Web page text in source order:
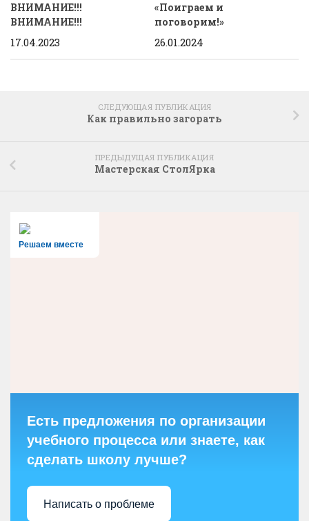
ВНИМАНИЕ!!!
ВНИМАНИЕ!!!
17.04.2023
«Поиграем и
поговорим!»
26.01.2024
СЛЕДУЮЩАЯ ПУБЛИКАЦИЯ
Как правильно загорать
ПРЕДЫДУЩАЯ ПУБЛИКАЦИЯ
Мастерская СтолЯрка
Решаем вместе
Есть предложения по организации
учебного процесса или знаете, как
сделать школу лучше?
Написать о проблеме